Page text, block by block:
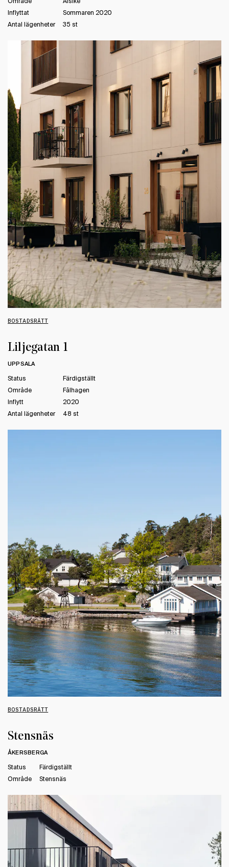
Inflyttat
Sommaren 2020
Antal lägenheter
35 st
BOSTADSRÄTT
Liljegatan 1
UPPSALA
Status
Färdigställt
Område
Fålhagen
Inflytt
2020
Antal lägenheter
48 st
BOSTADSRÄTT
Stensnäs
ÅKERSBERGA
Status
Färdigställt
Område
Stensnäs